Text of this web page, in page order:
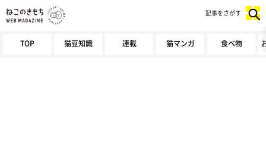
TOP 猫豆知識 連載 猫マンガ 食べ物
記事をさがす